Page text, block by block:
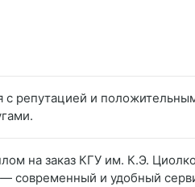
с репутацией и
на заказ КГУ им. К.Э.
современный и удобный